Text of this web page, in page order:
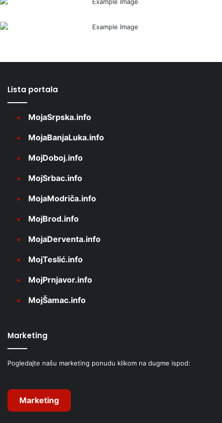
Lista portala
MojaSrpska.info
MojaBanjaLuka.info
MojDoboj.info
MojSrbac.info
MojaModriča.info
MojBrod.info
MojaDerventa.info
MojTeslić.info
MojPrnjavor.info
MojŠamac.info
Marketing
Pogledajte našu marketing ponudu klikom na dugme ispod:
Marketing